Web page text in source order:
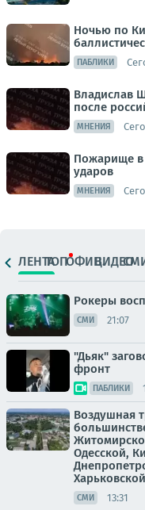
Ночью по
ПАБЛИКИ
Владислав
после
МНЕНИЯ
Пожарище в
ударов
МНЕНИЯ
ЛЕНТАТОПОФИЦ.ВИДЕО
Рокеры
СМИ 21:07
"Дьяк"
фронт
ПАБЛИКИ
Воздушная
Одесской,
СМИ 13:31